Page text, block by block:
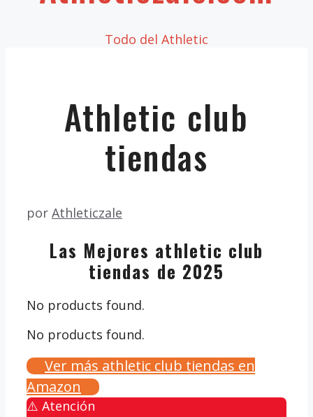
Todo del Athletic
Athletic club
tiendas
por Athleticzale
Las Mejores athletic club
tiendas de 2025
No products found.
No products found.
Ver más athletic club tiendas en
Amazon
⚠️ Atención